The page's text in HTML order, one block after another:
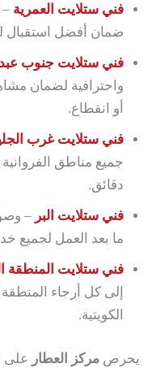
فني ستلايت العمرية –
ضمان أفضل استقبال
فني ستلايت جنوب عبد
واحترافية لضمان
أو انقطاع.
فني ستلايت غرب
جميع مناطق
دقائق.
فني ستلايت البر –
ما بعد العمل لجميع
فني ستلايت المنطقة
إلى كل أرجاء
الكويتية.
يحرص مركز العطار على